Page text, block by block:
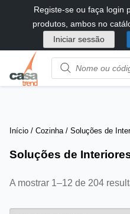
diretamente
conteúdo
Registe-se ou faça login
produtos, ambos no
Iniciar sessão
Product
name
Início / Cozinha / Soluções de
Soluções de
A mostrar 1–12 de 204